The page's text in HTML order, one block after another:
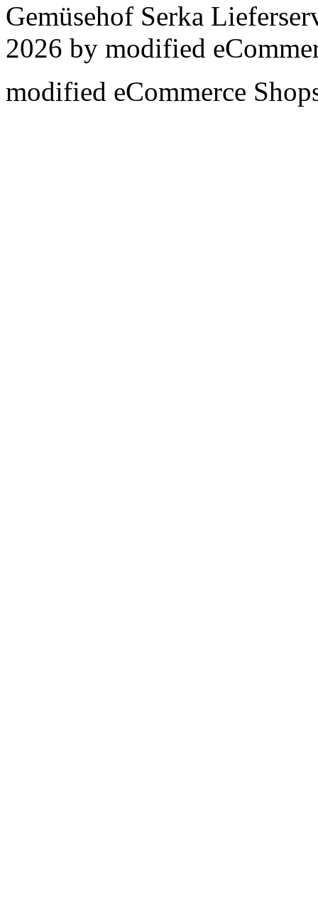
Gemüsehof Serka
2026 by modified
modified eCommerce